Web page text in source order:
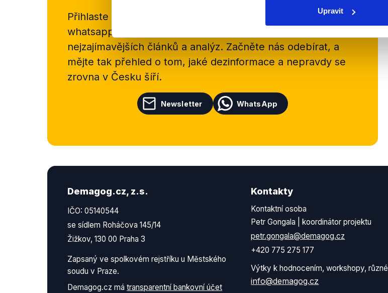
Upravit
Přihlaste se k odběru našeho
whatsappového kanálu, kde pravidelně přinášíme shrnutí
nejzajímavějších článků a analýz. Začněte nás odebírat, a
mějte tak přehled o tom, jaké dezinformace a nepravdy se
zrovna v Česku šíří.
Newsletter WhatsApp
Demagog.cz, z.s.
IČO: 05140544
se sídlem Roháčova 145/14
Žižkov, 130 00 Praha 3
Zapsaný ve spolkovém rejstříku u Městského
soudu v Praze.
Demagog.cz má transparentní bankovní účet
Kontakty
Kontaktní osoba
Petr Gongala | koordinátor projektu
petr.gongala@demagog.cz
+420 775 275 177
Výtky k hodnocením, workshopy, různé
info@demagog.cz